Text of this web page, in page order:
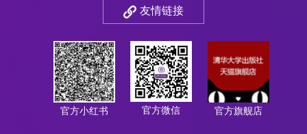
友情链接
官方小红书 官方微信 官方旗舰店